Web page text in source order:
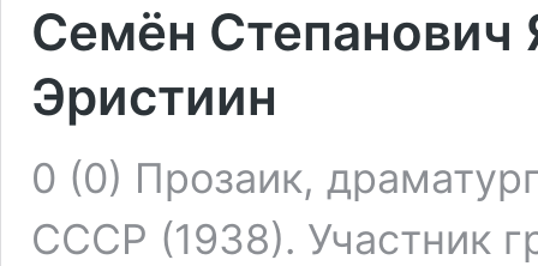
Семён Степанович
Эристиин
0 (0) Прозаик,
СССР (1938). Участник